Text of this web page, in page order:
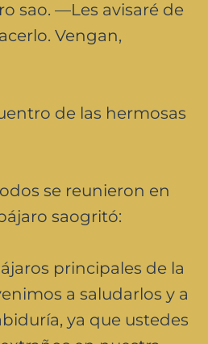
sao. —Les avisaré de
Vengan,
de las hermosas
se reunieron en
saogritó:
principales de la
a saludarlos y a
ya que ustedes